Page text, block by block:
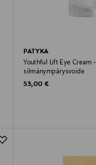
PATYKA
Youthful Lift Eye Cream -
silmänympärysvoide
Original Price
53,00 €